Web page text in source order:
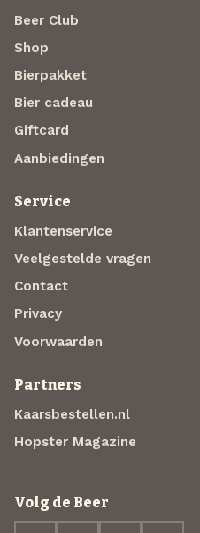
Beer Club
Shop
Bierpakket
Bier cadeau
Giftcard
Aanbiedingen
Service
Klantenservice
Veelgestelde vragen
Contact
Privacy
Voorwaarden
Partners
Kaarsbestellen.nl
Hopster Magazine
Volg de Beer